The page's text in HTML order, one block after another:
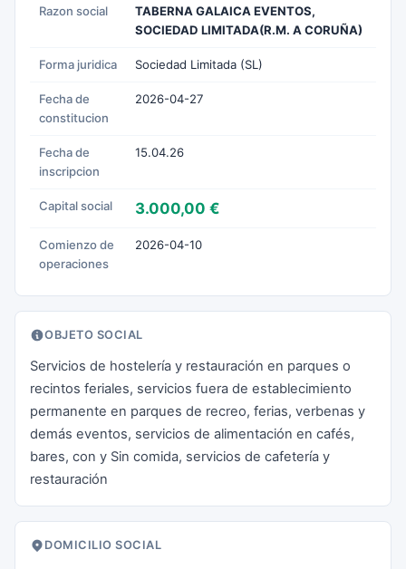
Razon social
TABERNA GALAICA EVENTOS,
SOCIEDAD LIMITADA(R.M. A CORUÑA)
Forma juridica Sociedad Limitada (SL)
Fecha de
constitucion
2026-04-27
Fecha de
inscripcion
15.04.26
Capital social 3.000,00 €
Comienzo de
operaciones
2026-04-10
OBJETO SOCIAL
Servicios de hostelería y restauración en parques o
recintos feriales, servicios fuera de establecimiento
permanente en parques de recreo, ferias, verbenas y
demás eventos, servicios de alimentación en cafés,
bares, con y Sin comida, servicios de cafetería y
restauración
DOMICILIO SOCIAL